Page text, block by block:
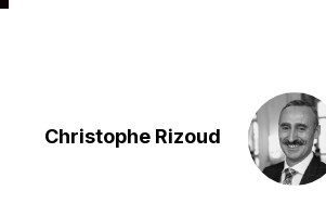
Christophe Rizoud